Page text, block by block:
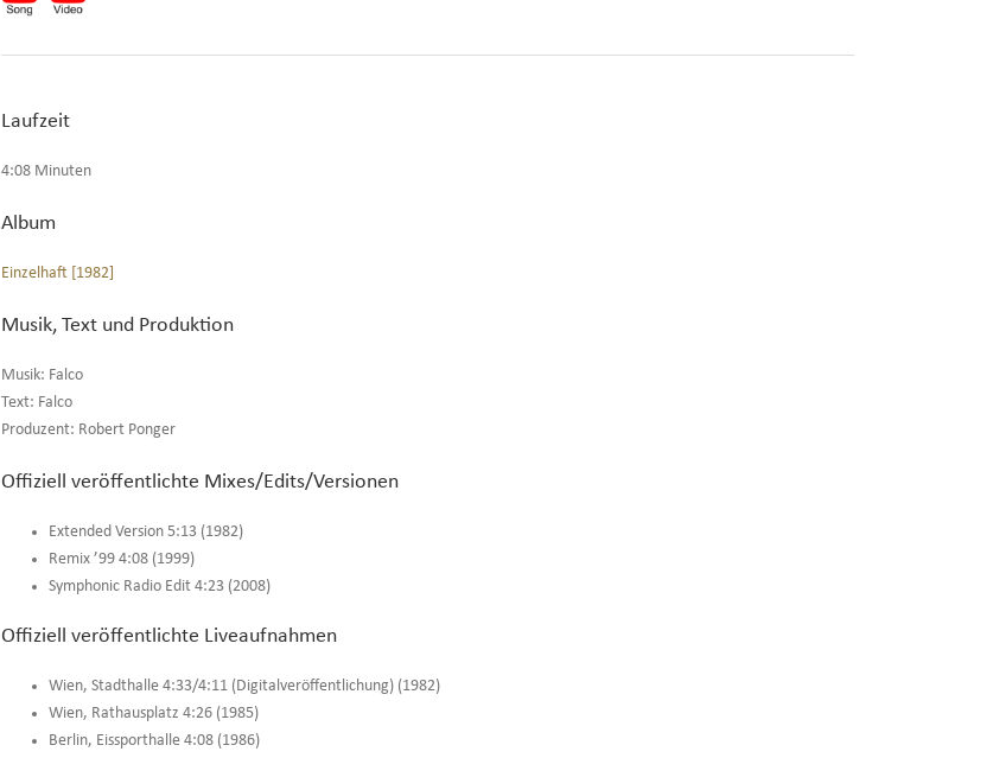
Laufzeit
4:08 Minuten
Album
Einzelhaft [1982]
Musik, Text und Produktion
Musik: Falco
Text: Falco
Produzent: Robert Ponger
Offiziell veröffentlichte Mixes/Edits/Versionen
Extended Version 5:13 (1982)
Remix ’99 4:08 (1999)
Symphonic Radio Edit 4:23 (2008)
Offiziell veröffentlichte Liveaufnahmen
Wien, Stadthalle 4:33/4:11 (Digitalveröffentlichung) (1982)
Wien, Rathausplatz 4:26 (1985)
Berlin, Eissporthalle 4:08 (1986)